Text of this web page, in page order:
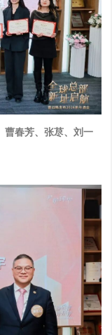
曹春芳、张荩、刘一